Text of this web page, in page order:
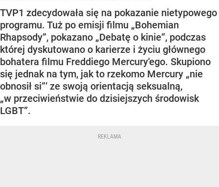
TVP1 zdecydowała się na pokazanie nietypowego
programu. Tuż po emisji filmu „Bohemian
Rhapsody”, pokazano „Debatę o kinie”, podczas
której dyskutowano o karierze i życiu głównego
bohatera filmu Freddiego Mercury'ego. Skupiono
się jednak na tym, jak to rzekomo Mercury „nie
obnosił si”’ ze swoją orientacją seksualną,
„w przeciwieństwie do dzisiejszych środowisk
LGBT”.